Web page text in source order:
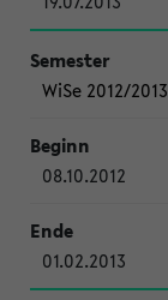
WiSe 2012/2013
08.10.2012
01.02.2013